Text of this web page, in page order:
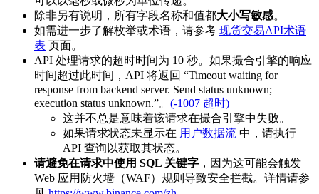
除非另有说明，所有字段名称和值都大小写敏感。
如需进一步了解枚举或术语，请参考 现货交易API术语
表 页面。
API 处理请求的超时时间为 10 秒。如果撮合引擎的响应
时间超过此时间，API 将返回 “Timeout waiting for
response from backend server. Send status unknown;
execution status unknown.”。 (-1007 超时)
这并不总是意味着该请求在撮合引擎中失败。
如果请求状态未显示在 用户数据流 中，请执行
API 查询以获取其状态。
请避免在请求中使用 SQL 关键字 ，因为这可能会触发
Web 应用防火墙（WAF）规则导致安全拦截。详情请参